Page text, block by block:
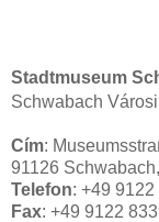
Stadtmuseum
Schwabach
Cím: Museumsstra
91126
Telefon: +49
Fax: +49 9122